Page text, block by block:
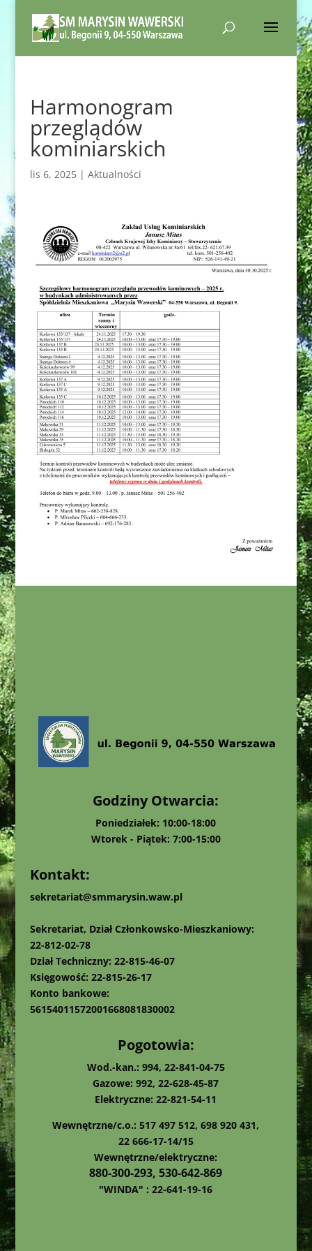
Harmonogram
przeglądów
kominiarskich
lis 6, 2025| Aktualności
Godziny Otwarcia:
Poniedziałek: 10:00-18:00
Wtorek - Piątek: 7:00-15:00
Kontakt:
sekretariat@smmarysin.waw.pl
Sekretariat, Dział Członkowsko-Mieszkaniowy:
22-812-02-78
Dział Techniczny: 22-815-46-07
Księgowość: 22-815-26-17
Konto bankowe:
56154011572001668081830002
Pogotowia:
Wod.-kan.: 994, 22-841-04-75
Gazowe: 992, 22-628-45-87
Elektryczne: 22-821-54-11
Wewnętrzne/c.o.: 517 497 512, 698 920 431,
22 666-17-14/15
Wewnętrzne/elektryczne:
880-300-293, 530-642-869
"WINDA" : 22-641-19-16